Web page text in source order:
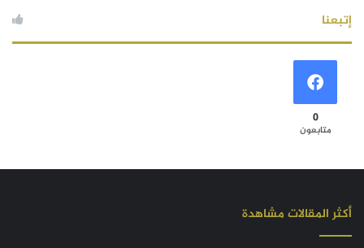
إتبعنا
0
متابعون
أكثر المقالات مشاهدة